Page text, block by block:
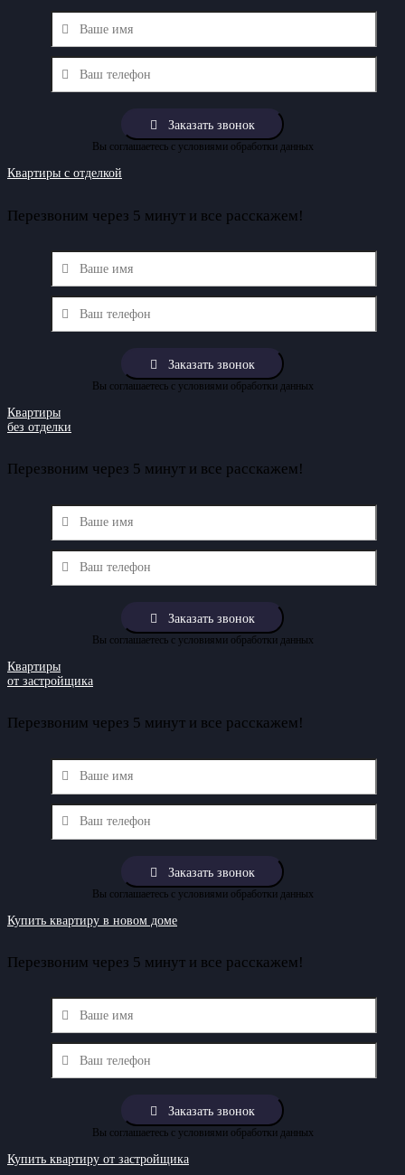
Вы соглашаетесь с условиями обработки данных
Квартиры с отделкой
Перезвоним через 5 минут и все расскажем!
Вы соглашаетесь с условиями обработки данных
Квартиры
без отделки
Перезвоним через 5 минут и все расскажем!
Вы соглашаетесь с условиями обработки данных
Квартиры
от застройщика
Перезвоним через 5 минут и все расскажем!
Вы соглашаетесь с условиями обработки данных
Купить квартиру в новом доме
Перезвоним через 5 минут и все расскажем!
Вы соглашаетесь с условиями обработки данных
Купить квартиру от застройщика